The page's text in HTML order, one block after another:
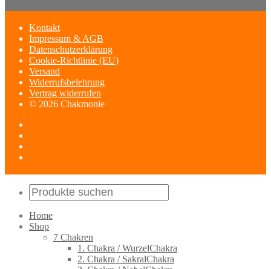
Kontakt
Impressum & AGB
Datenschutzerklärung
Cookie-Richtlinie (EU)
Versand
Widerrufsbelehrung
Vertrag widerrufen
© 2026 Chakmonie
Home
Shop
7 Chakren
1. Chakra / WurzelChakra
2. Chakra / SakralChakra